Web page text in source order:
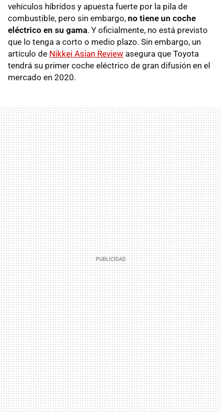
vehículos híbridos y apuesta fuerte por la pila de
combustible, pero sin embargo, no tiene un coche
eléctrico en su gama. Y oficialmente, no está previsto
que lo tenga a corto o medio plazo. Sin embargo, un
artículo de Nikkei Asian Review asegura que Toyota
tendrá su primer coche eléctrico de gran difusión en el
mercado en 2020.